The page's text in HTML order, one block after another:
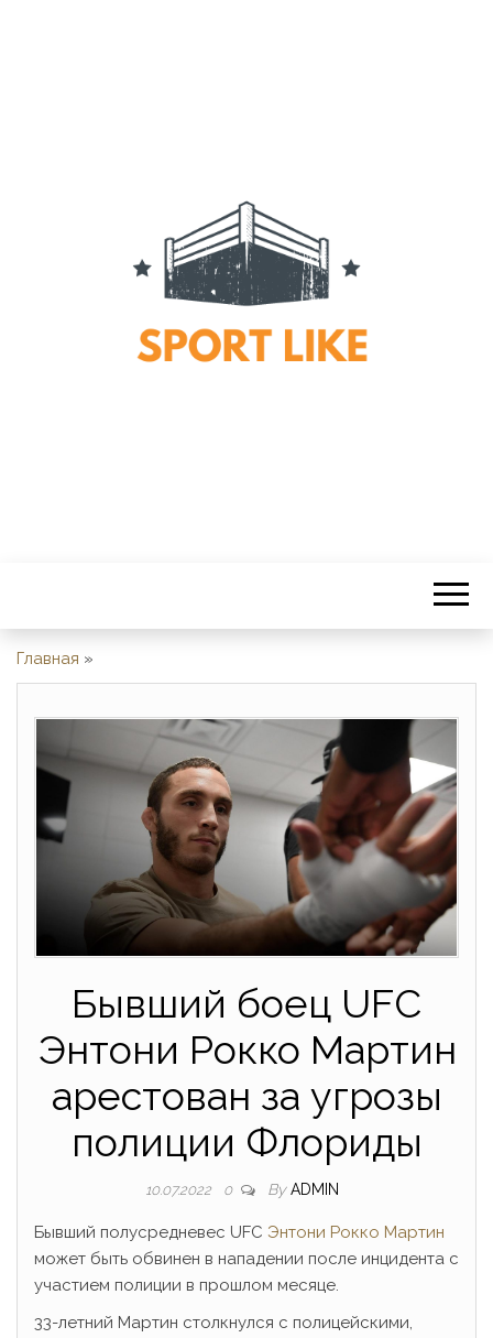
Главная »
Бывший боец ​​UFC
Энтони Рокко Мартин
арестован за угрозы
полиции Флориды
10.07.2022 0 By ADMIN
Бывший полусредневес UFC Энтони Рокко Мартин
может быть обвинен в нападении после инцидента с
участием полиции в прошлом месяце.
33-летний Мартин столкнулся с полицейскими,